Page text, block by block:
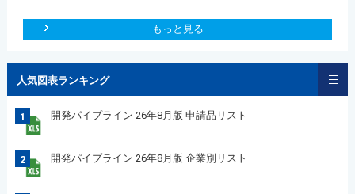
もっと見る
人気図表ランキング
1 開発パイプライン 26年8月版 申請品リスト
2 開発パイプライン 26年8月版 企業別リスト